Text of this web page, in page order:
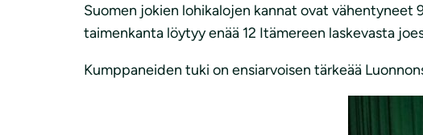
Suomen jokien lohikalojen kannat ovat vähentyneet
taimenkanta löytyy enää 12 Itämereen laskevasta
Kumppaneiden tuki on ensiarvoisen tärkeää